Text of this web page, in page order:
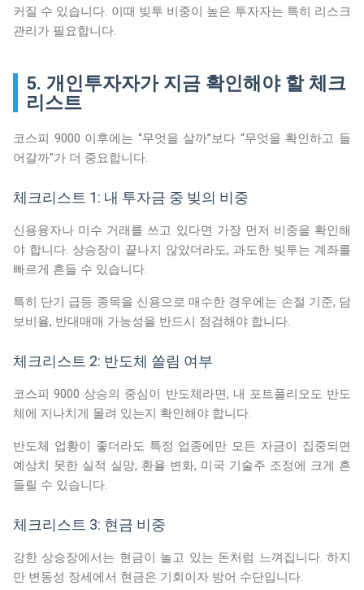
커질 수 있습니다. 이때 빚투 비중이 높은 투자자는 특히 리스크
관리가 필요합니다.
5. 개인투자자가 지금 확인해야 할 체크
리스트
코스피 9000 이후에는 “무엇을 살까”보다 “무엇을 확인하고 들
어갈까”가 더 중요합니다.
체크리스트 1: 내 투자금 중 빚의 비중
신용융자나 미수 거래를 쓰고 있다면 가장 먼저 비중을 확인해
야 합니다. 상승장이 끝나지 않았더라도, 과도한 빚투는 계좌를
빠르게 흔들 수 있습니다.
특히 단기 급등 종목을 신용으로 매수한 경우에는 손절 기준, 담
보비율, 반대매매 가능성을 반드시 점검해야 합니다.
체크리스트 2: 반도체 쏠림 여부
코스피 9000 상승의 중심이 반도체라면, 내 포트폴리오도 반도
체에 지나치게 몰려 있는지 확인해야 합니다.
반도체 업황이 좋더라도 특정 업종에만 모든 자금이 집중되면
예상치 못한 실적 실망, 환율 변화, 미국 기술주 조정에 크게 흔
들릴 수 있습니다.
체크리스트 3: 현금 비중
강한 상승장에서는 현금이 놀고 있는 돈처럼 느껴집니다. 하지
만 변동성 장세에서 현금은 기회이자 방어 수단입니다.